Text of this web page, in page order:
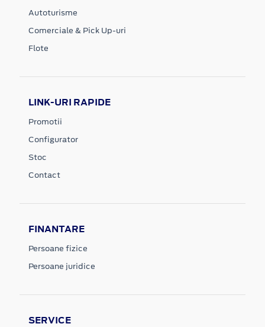
Autoturisme
Comerciale & Pick Up-uri
Flote
LINK-URI RAPIDE
Promotii
Configurator
Stoc
Contact
FINANTARE
Persoane fizice
Persoane juridice
SERVICE